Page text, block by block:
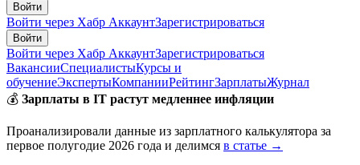
Войти
Войти через Хабр АккаунтЗарегистрироваться
Войти
Войти через Хабр АккаунтЗарегистрироваться
ВакансииСпециалистыКурсы и
обучениеЭкспертыКомпанииРейтингЗарплатыЖурнал
💰 Зарплаты в IT растут медленнее инфляции
Проанализировали данные из зарплатного калькулятора за
первое полугодие 2026 года и делимся в статье →